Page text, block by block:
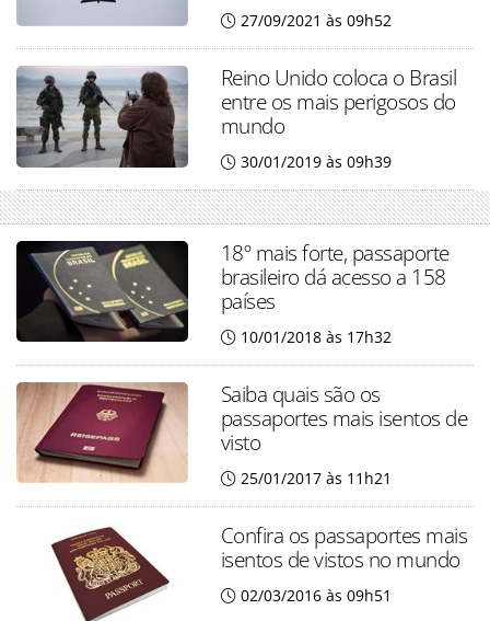
27/09/2021 às 09h52
Reino Unido coloca o Brasil
entre os mais perigosos do
mundo
30/01/2019 às 09h39
18º mais forte, passaporte
brasileiro dá acesso a 158
países
10/01/2018 às 17h32
Saiba quais são os
passaportes mais isentos de
visto
25/01/2017 às 11h21
Confira os passaportes mais
isentos de vistos no mundo
02/03/2016 às 09h51